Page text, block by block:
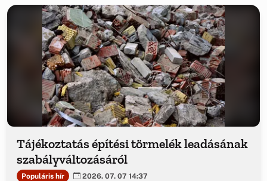
Tájékoztatás építési törmelék leadásának
szabályváltozásáról
Populáris hír 2026. 07. 07 14:37